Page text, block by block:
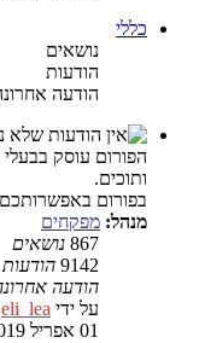
כללי
נושאים
הודעות
הודעה
הפורום עוסק בבעלי
ותוכים.
בפורום באפשרותכם
מנהל: מפקחים
867 נושאים
9142 הודעות
הודעה
על ידי eli_lea
01 אפריל 2019 15:49